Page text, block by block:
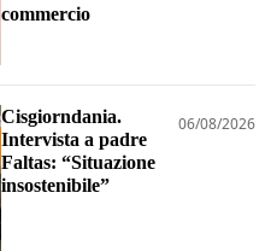
commercio
Cisgiorndania.
Intervista a padre
Faltas: “Situazione
insostenibile”
06/08/2026